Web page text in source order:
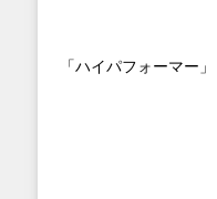
「ハイパフォーマー」